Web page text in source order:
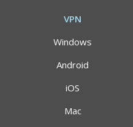
VPN
Windows
Android
iOS
Mac